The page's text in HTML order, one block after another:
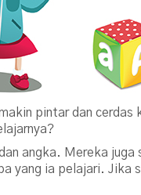
pintar dan cerdas
angka. Mereka
yang ia pelajari.